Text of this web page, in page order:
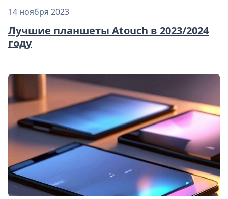
14 ноября 2023
Лучшие планшеты Atouch в 2023/2024
году